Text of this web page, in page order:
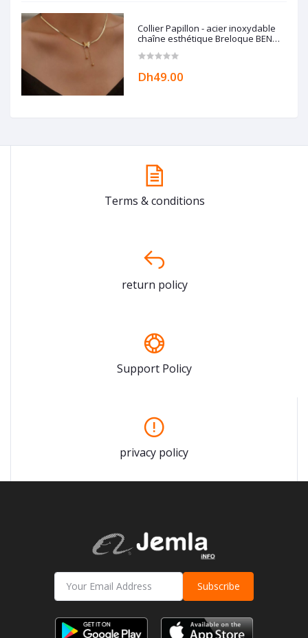
Collier Papillon - acier inoxydable
chaîne esthétique Breloque BEN
Dh49.00
Terms & conditions
return policy
Support Policy
privacy policy
Subscribe